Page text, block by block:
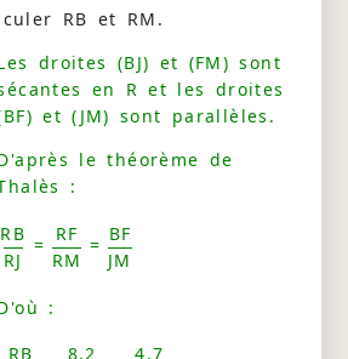
RB et RM.
droites (BJ) et (FM) sont
en R et les droites
et (JM) sont parallèles.
le théorème de
:
RB
RJ
=
RF
RM
=
BF
JM
:
RB 8,2 4,7